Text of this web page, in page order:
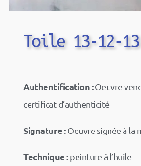
Toile 13-12-13
Authentification :Oeuvre
certificat d’authenticité
Signature :Oeuvre signée à la
Technique :peinture à l’huile